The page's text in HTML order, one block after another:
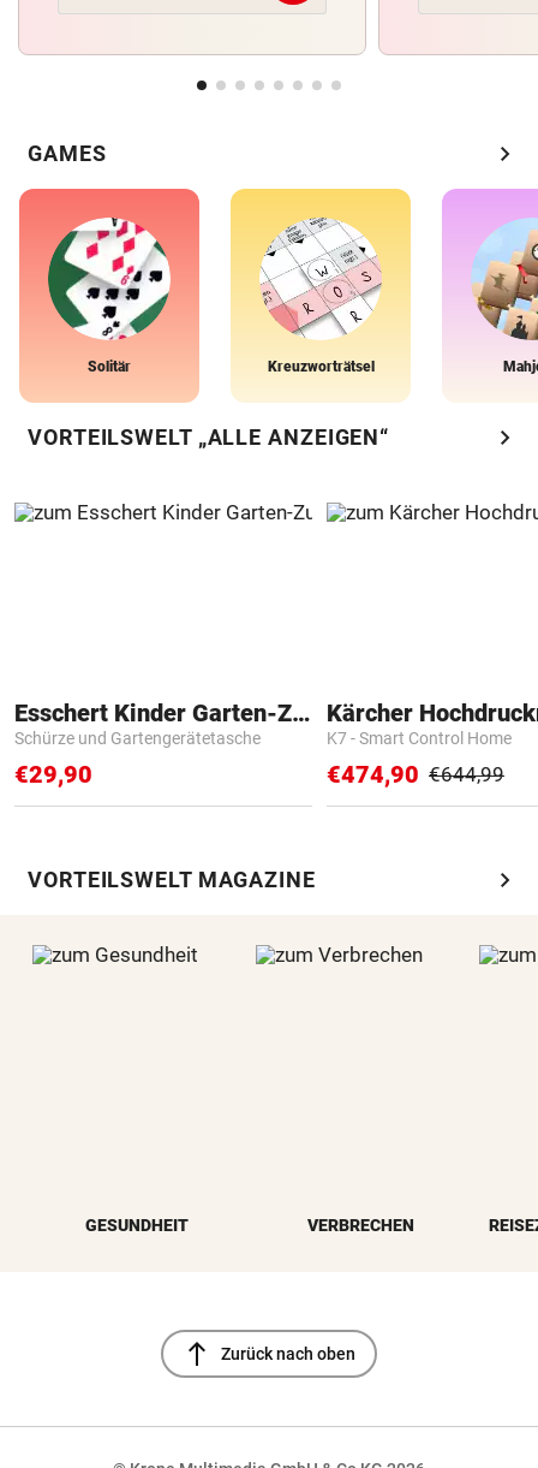
GAMES chevron_right
Solitär Kreuzworträtsel
VORTEILSWELT „ALLE ANZEIGEN“ chevron_right
Esschert Kinder Garten-Zubehör
Schürze und Gartengerätetasche
€29,90
Kärcher
K7 - Smart Control Home
€474,90 €644,99
VORTEILSWELT MAGAZINE chevron_right
GESUNDHEIT VERBRECHEN
north Zurück nach oben